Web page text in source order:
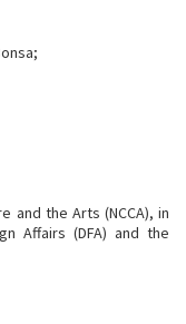
and the Arts (NCCA), in
Affairs (DFA) and the